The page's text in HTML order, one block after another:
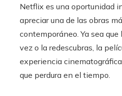
Netflix es una oportunidad
apreciar una de las obras
contemporáneo. Ya sea
vez o la redescubras, la
experiencia
que perdura en el tiempo.